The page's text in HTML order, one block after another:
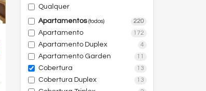
Qualquer
Apartamentos(todos) 220
Apartamento 172
Apartamento Duplex 4
Apartamento Garden 11
Cobertura 13
Cobertura Duplex 13